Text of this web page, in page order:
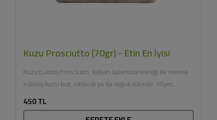
Kuzu Prosciutto (70gr) - Etin En İyisi
Kuzu (Lamb) Prosciutto, İtalyan salamura tekniği ile marine
edilmiş kuzu but, ısıtılarak ya da soğuk tüketilir. Afiyet
450 TL